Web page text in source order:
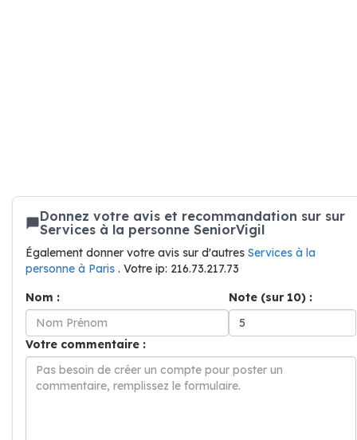
Donnez votre avis et recommandation sur sur
Services à la personne SeniorVigil
Également donner votre avis sur d'autres Services à la
personne à Paris . Votre ip: 216.73.217.73
Nom :
Note (sur 10) :
Votre commentaire :